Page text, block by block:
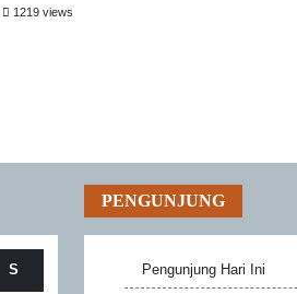
1219 views
S
PENGUNJUNG
Pengunjung Hari Ini